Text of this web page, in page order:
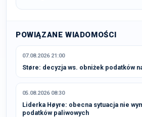
POWIĄZANE WIADOMOŚCI
07.08.2026 21:00
Støre: decyzja ws. obniżek podatków
05.08.2026 08:30
Liderka Høyre: obecna sytuacja nie
podatków paliwowych